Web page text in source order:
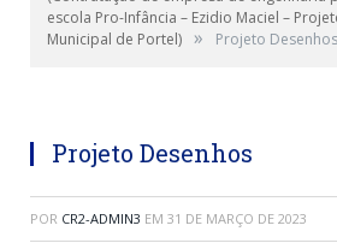
escola Pro-Infância – Ezidio Maciel –
Municipal de Portel) » Projeto Desenhos
Projeto Desenhos
POR CR2-ADMIN3 EM 31 DE MARÇO DE 2023